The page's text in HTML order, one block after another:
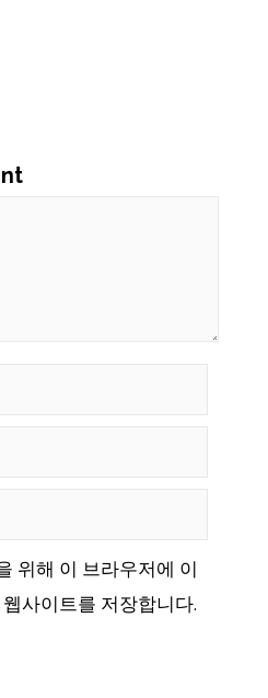
위해 이 브라우저에 이
사이트를 저장합니다.